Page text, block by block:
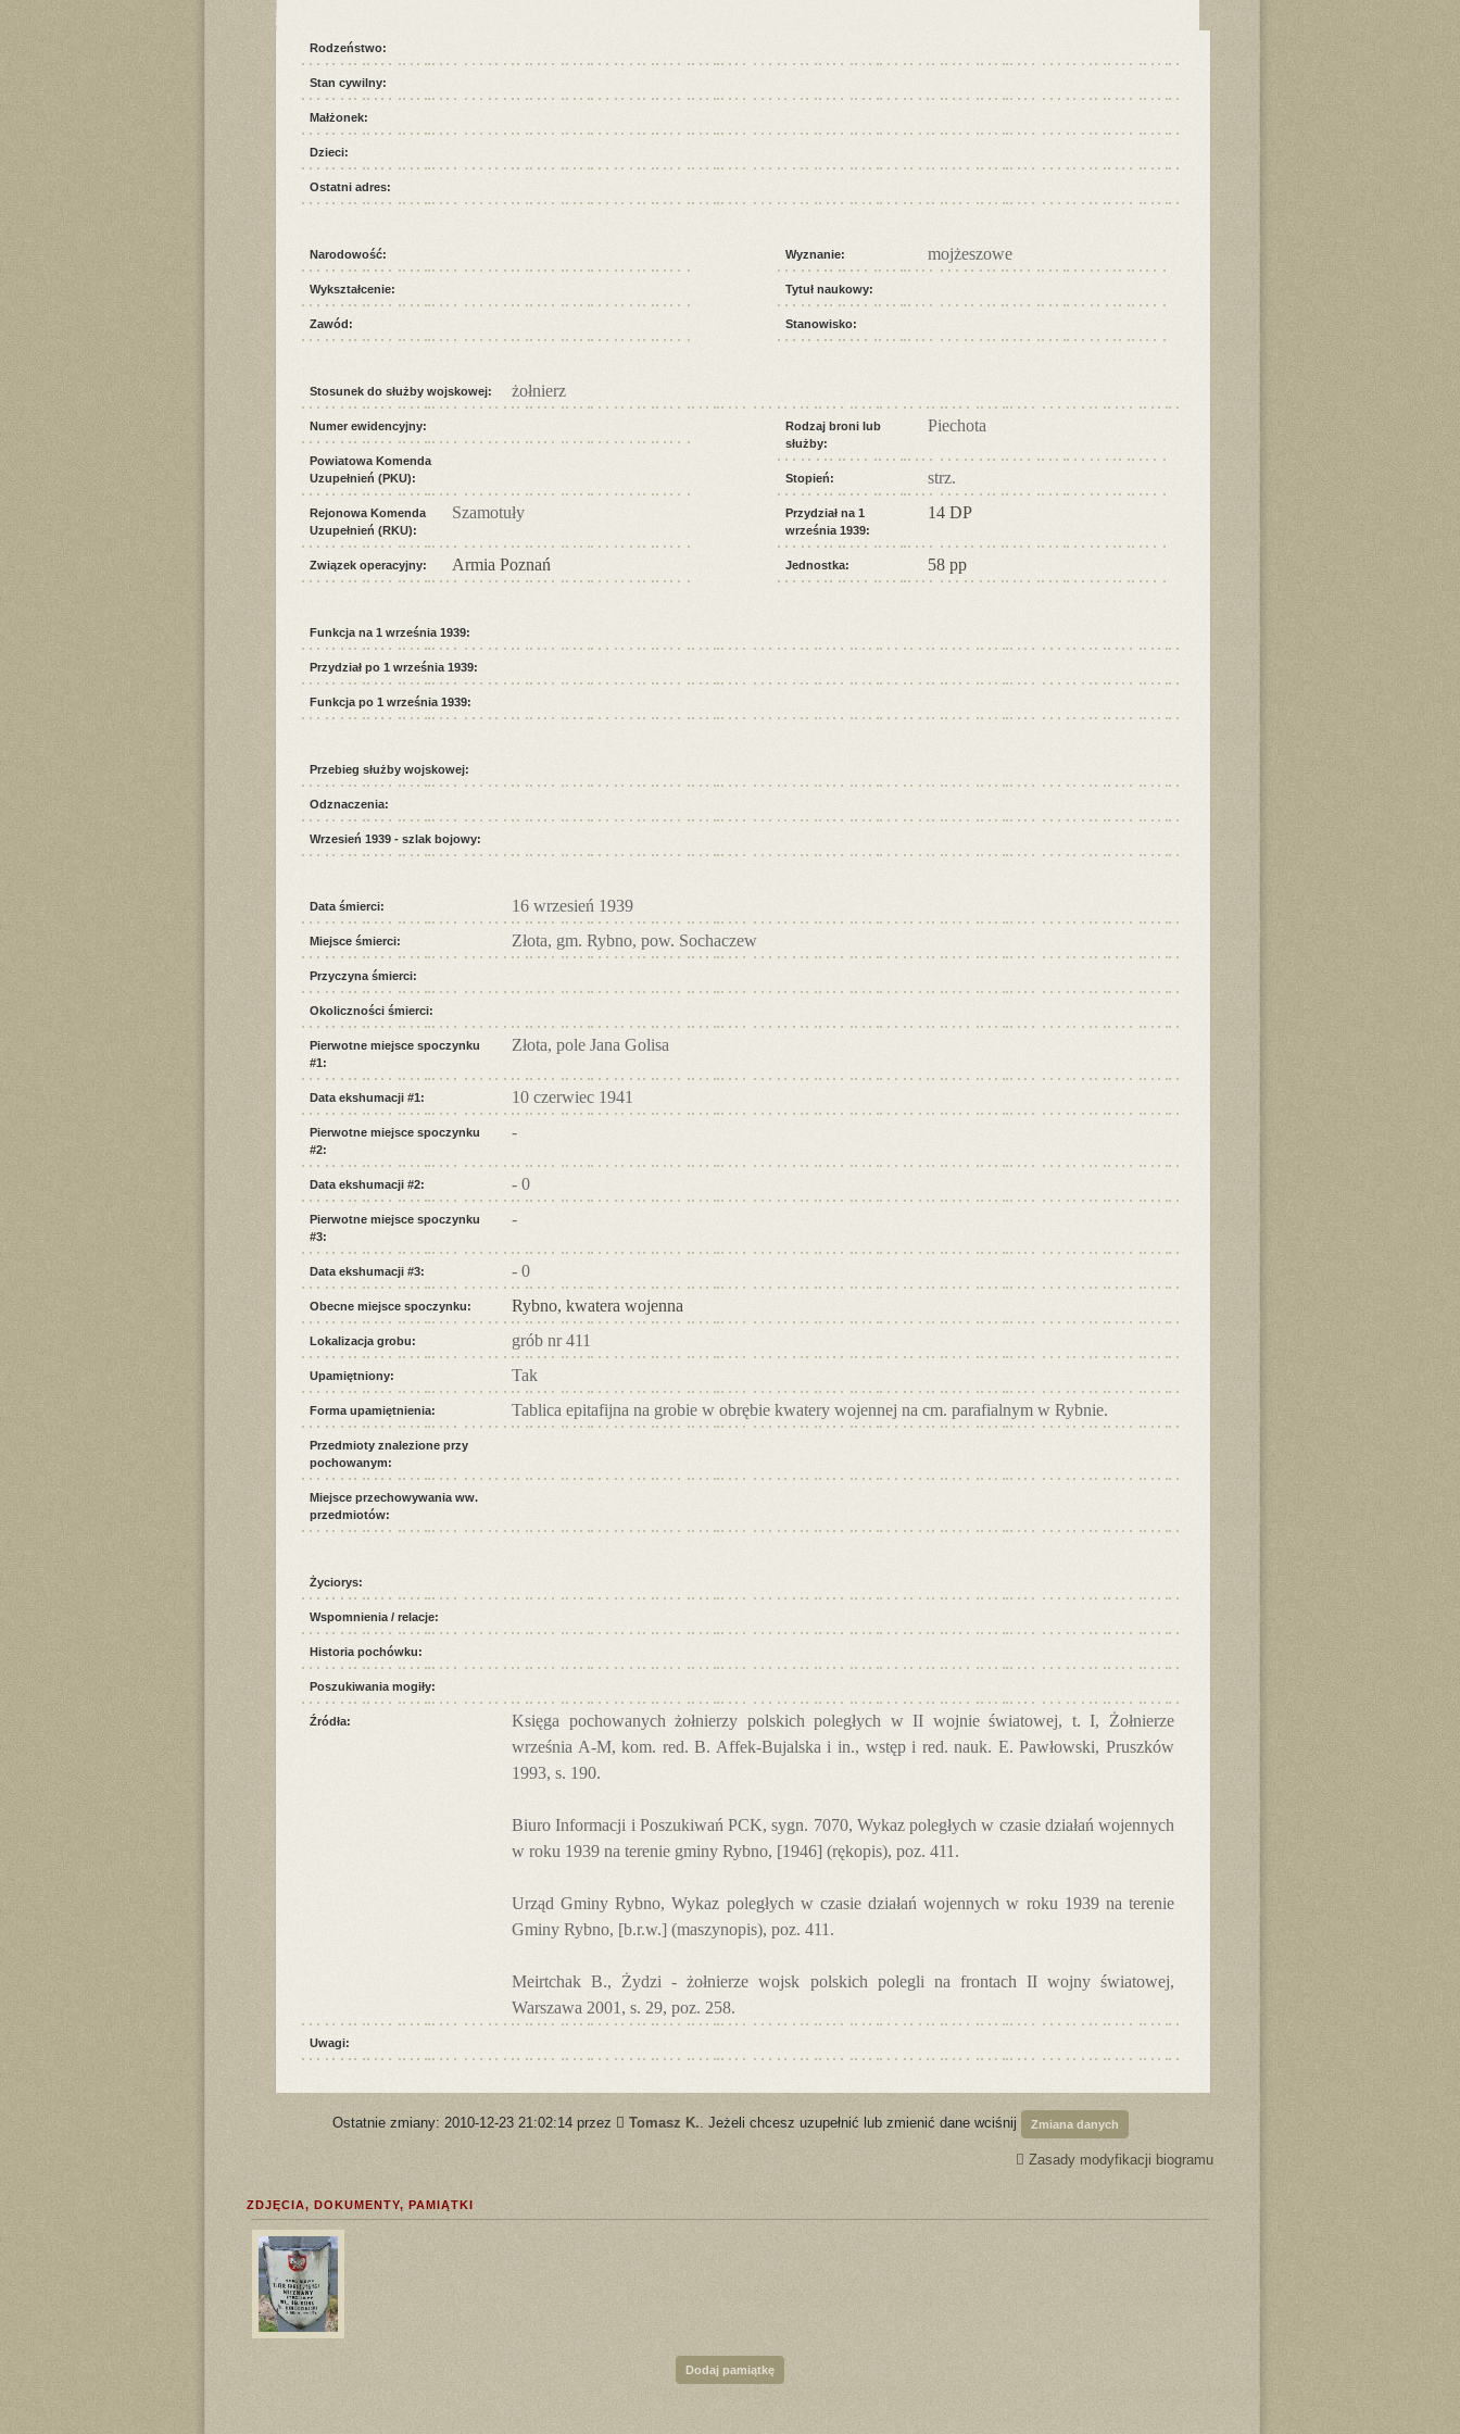
Rodzeństwo:
Stan cywilny:
Małżonek:
Dzieci:
Ostatni adres:
Narodowość:
Wykształcenie:
Zawód:
Wyznanie: mojżeszowe
Tytuł naukowy:
Stanowisko:
Stosunek do służby wojskowej: żołnierz
Numer ewidencyjny:
Powiatowa Komenda
Uzupełnień (PKU):
Rejonowa Komenda
Uzupełnień (RKU):
Szamotuły
Związek operacyjny: Armia Poznań
Rodzaj broni lub
służby:
Piechota
Stopień: strz.
Przydział na 1
września 1939:
14 DP
Jednostka: 58 pp
Funkcja na 1 września 1939:
Przydział po 1 września 1939:
Funkcja po 1 września 1939:
Przebieg służby wojskowej:
Odznaczenia:
Wrzesień 1939 - szlak bojowy:
Data śmierci: 16 wrzesień 1939
Miejsce śmierci: Złota, gm. Rybno, pow. Sochaczew
Przyczyna śmierci:
Okoliczności śmierci:
Pierwotne miejsce spoczynku
#1:
Złota, pole Jana Golisa
Data ekshumacji #1: 10 czerwiec 1941
Pierwotne miejsce spoczynku
#2:
-
Data ekshumacji #2: - 0
Pierwotne miejsce spoczynku
#3:
-
Data ekshumacji #3: - 0
Obecne miejsce spoczynku: Rybno, kwatera wojenna
Lokalizacja grobu: grób nr 411
Upamiętniony: Tak
Forma upamiętnienia: Tablica epitafijna na grobie w obrębie kwatery wojennej na cm. parafialnym w Rybnie.
Przedmioty znalezione przy
pochowanym:
Miejsce przechowywania ww.
przedmiotów:
Życiorys:
Wspomnienia / relacje:
Historia pochówku:
Poszukiwania mogiły:
Źródła:
Księga pochowanych żołnierzy polskich poległych w II wojnie światowej, t. I, Żołnierze
września A-M, kom. red. B. Affek-Bujalska i in., wstęp i red. nauk. E. Pawłowski, Pruszków
1993, s. 190.
Biuro Informacji i Poszukiwań PCK, sygn. 7070, Wykaz poległych w czasie działań wojennych
w roku 1939 na terenie gminy Rybno, [1946] (rękopis), poz. 411.
Urząd Gminy Rybno, Wykaz poległych w czasie działań wojennych w roku 1939 na terenie
Gminy Rybno, [b.r.w.] (maszynopis), poz. 411.
Meirtchak B., Żydzi - żołnierze wojsk polskich polegli na frontach II wojny światowej,
Warszawa 2001, s. 29, poz. 258.
Uwagi:
Ostatnie zmiany: 2010-12-23 21:02:14 przez Tomasz K. . Jeżeli chcesz uzupełnić lub zmienić dane wciśnij Zmiana danych
Zasady modyfikacji biogramu
ZDJĘCIA, DOKUMENTY, PAMIĄTKI
Dodaj pamiątkę